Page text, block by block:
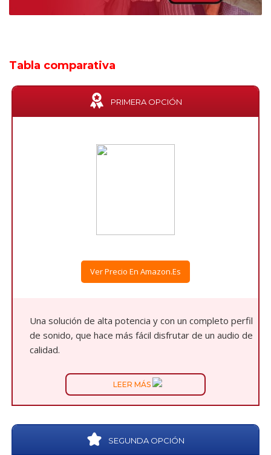
Tabla comparativa
PRIMERA OPCIÓN
Ver Precio En Amazon.es
Una solución de alta potencia y con un completo perfil
de sonido, que hace más fácil disfrutar de un audio de
calidad.
LEER MÁS
SEGUNDA OPCIÓN